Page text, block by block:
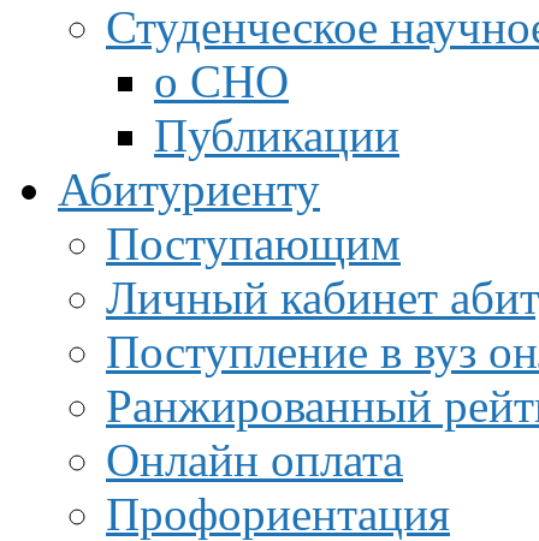
Студенческое
о СНО
Публикации
Абитуриенту
Поступающим
Личный кабинет
Поступление в вуз
Ранжированный
Онлайн оплата
Профориентация